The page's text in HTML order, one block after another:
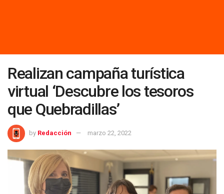
Realizan campaña turística
virtual ‘Descubre los tesoros
que Quebradillas’
by Redacción marzo 22, 2022